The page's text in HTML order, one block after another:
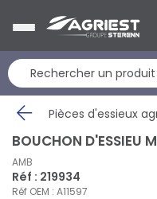
Pièces d'essieux
BOUCHON D'ESSIEU
AMB
Réf : 219934
Réf OEM : A11597